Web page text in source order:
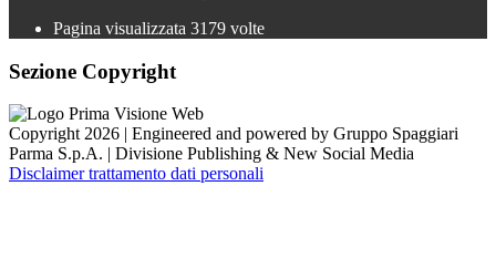
Pagina visualizzata 3179 volte
Sezione Copyright
Copyright 2026 | Engineered and powered by Gruppo Spaggiari
Parma S.p.A. | Divisione Publishing & New Social Media
Disclaimer trattamento dati personali